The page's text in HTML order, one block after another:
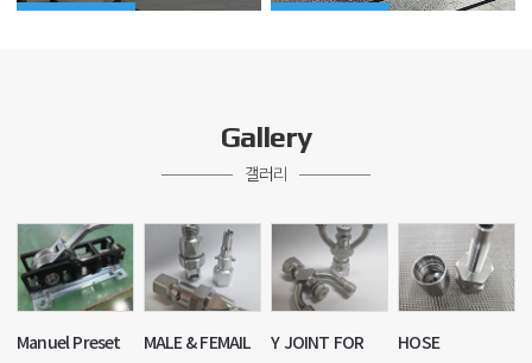
Gallery
갤러리
Manuel Preset
MALE & FEMAIL
Y JOINT FOR
HOSE